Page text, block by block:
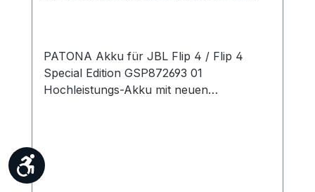
PATONA Akku für JBL Flip 4 / Flip 4
Special Edition GSP872693 01
Hochleistungs-Akku mit neuen
Überladungs- und Kurzschlussschutz.
Technische Daten: Spannung: 3,7 Volt
Werkzeugleiste anzeigen